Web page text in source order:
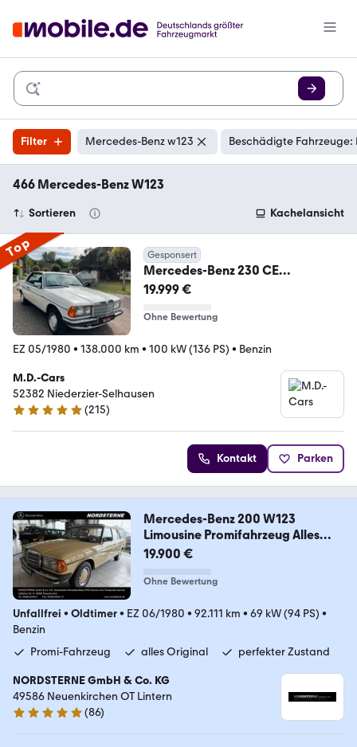
Filter Mercedes-Benz w123 Beschädigte
466 Mercedes-Benz W123
Sortieren Kachelansicht
Top Gesponsert
Mercedes-Benz 230 CE
Coupé*W123*Automatik*S.Dach*
19.999 €
Ohne Bewertung
EZ 05/1980 • 138.000 km • 100 kW (136 PS) • Benzin
M.D.-Cars
52382 Niederzier-Selhausen
4.9 Sterne
(215)
Kontakt Parken
Mercedes-Benz 200 W123
Limousine Promifahrzeug Alles
Original
19.900 €
Ohne Bewertung
Unfallfrei • Oldtimer• EZ 06/1980 • 92.111 km • 69 kW (94 PS) •
Benzin
Promi-Fahrzeug
alles Original perfekter Zustand
NORDSTERNE GmbH & Co. KG
49586 Neuenkirchen OT Lintern
4.8 Sterne
(86)